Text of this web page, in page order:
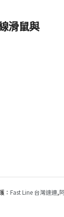
滑鼠與
： Fast Line 台灣速連,